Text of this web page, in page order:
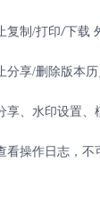
复制 /打印/下载
分享/删除版本历
享、水印设置、
看操作日志，不